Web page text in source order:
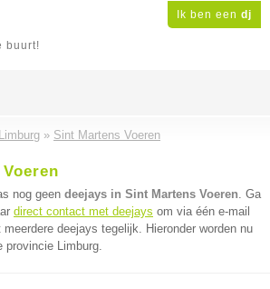
Ik ben een dj
buurt!
Limburg » Sint Martens Voeren
nog geen deejays in Sint Martens Voeren. Ga
direct contact met deejays om via één e-mail
deejays tegelijk. Hieronder worden nu
provincie Limburg.